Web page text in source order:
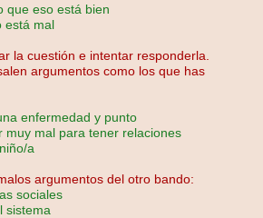
que eso está bien
está mal
la cuestión e intentar responderla.
argumentos como los que has
enfermedad y punto
muy mal para tener relaciones
a
argumentos del otro bando:
sociales
sistema